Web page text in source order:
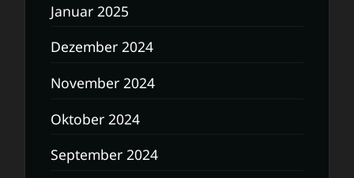
Januar 2025
Dezember 2024
November 2024
Oktober 2024
September 2024